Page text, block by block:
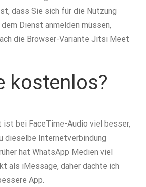
dass Sie sich für die Nutzung
Dienst anmelden müssen,
die Browser-Variante Jitsi Meet
kostenlos?
ist bei FaceTime-Audio viel besser,
dieselbe Internetverbindung
hat WhatsApp Medien viel
als iMessage, daher dachte ich
App.